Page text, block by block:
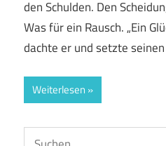
den Schulden. Den
Was für ein Rausch. „Ein
dachte er und setzte seinen
Weiterlesen
Suchen